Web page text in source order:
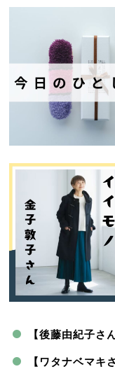
【後藤由紀子さ
【ワタナベマキ